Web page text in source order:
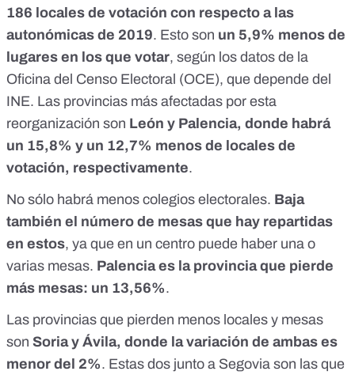
186 locales de votación con respecto a las
autonómicas de 2019. Esto son un 5,9% menos de
lugares en los que votar, según los datos de la
Oficina del Censo Electoral (OCE), que depende del
INE. Las provincias más afectadas por esta
reorganización son León y Palencia, donde habrá
un 15,8% y un 12,7% menos de locales de
votación, respectivamente.
No sólo habrá menos colegios electorales. Baja
también el número de mesas que hay repartidas
en estos, ya que en un centro puede haber una o
varias mesas. Palencia es la provincia que pierde
más mesas: un 13,56%.
Las provincias que pierden menos locales y mesas
son Soria y Ávila, donde la variación de ambas es
menor del 2%. Estas dos junto a Segovia son las que